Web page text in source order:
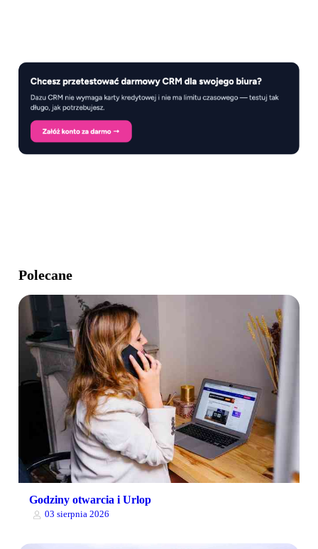
Polecane
Godziny otwarcia i Urlop
03 sierpnia 2026